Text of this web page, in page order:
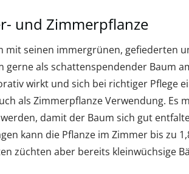
und Zimmerpflanze
mit seinen immergrünen, gefiederten
gerne als schattenspendender Baum
wirkt und sich bei richtiger Pflege
als Zimmerpflanze Verwendung. Es
damit der Baum sich gut
kann die Pflanze im Zimmer bis zu
züchten aber bereits kleinwüchsige